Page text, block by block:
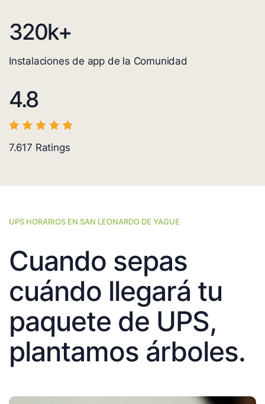
320k+
Instalaciones de app de la Comunidad
4.8
7.617 Ratings
UPS HORARIOS EN SAN LEONARDO DE YAGUE
Cuando sepas
cuándo llegará tu
paquete de UPS,
plantamos árboles.